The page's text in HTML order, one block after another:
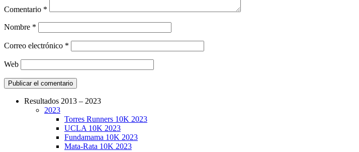
Comentario *
Nombre *
Correo electrónico *
Web
CarreraPro – Organización de eventos deportivos
Resultados 2013 – 2023
2023
Torres Runners 10K 2023
UCLA 10K 2023
Fundamama 10K 2023
Mata-Rata 10K 2023